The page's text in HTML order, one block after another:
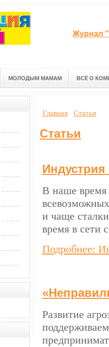
Журнал
МОЛОДЫМ МАМАМ ВСЁ О
Главная Статьи
Статьи
В наше время
и чаще
время в сети
Подробнее:
Развитие